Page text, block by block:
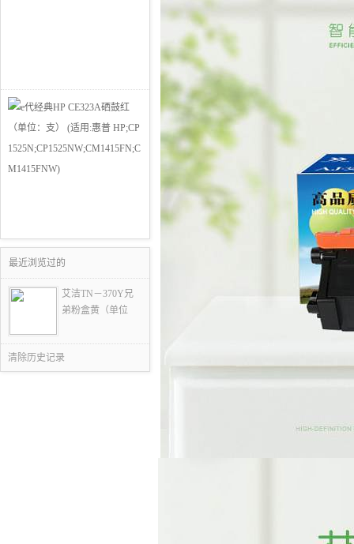
最近浏览过的
艾洁TN－370Y兄
弟粉盒黄（单位
清除历史记录